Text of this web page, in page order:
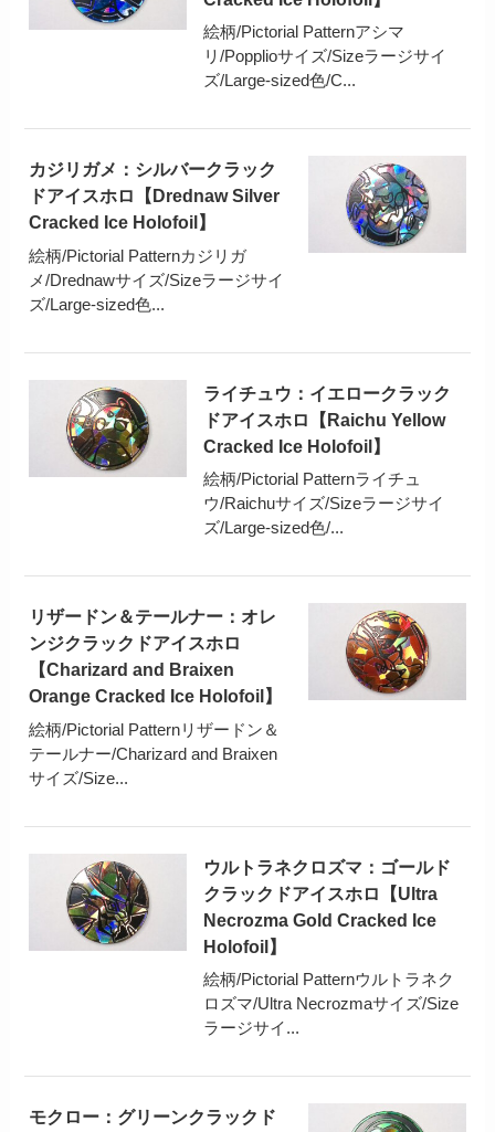
絵柄/Pictorial Patternアシマ
リ/Popplioサイズ/Sizeラージサイ
ズ/Large-sized色/C...
カジリガメ：シルバークラック
ドアイスホロ【Drednaw Silver
Cracked Ice Holofoil】
絵柄/Pictorial Patternカジリガ
メ/Drednawサイズ/Sizeラージサイ
ズ/Large-sized色...
ライチュウ：イエロークラック
ドアイスホロ【Raichu Yellow
Cracked Ice Holofoil】
絵柄/Pictorial Patternライチュ
ウ/Raichuサイズ/Sizeラージサイ
ズ/Large-sized色/...
リザードン＆テールナー：オレ
ンジクラックドアイスホロ
【Charizard and Braixen
Orange Cracked Ice Holofoil】
絵柄/Pictorial Patternリザードン＆
テールナー/Charizard and Braixen
サイズ/Size...
ウルトラネクロズマ：ゴールド
クラックドアイスホロ【Ultra
Necrozma Gold Cracked Ice
Holofoil】
絵柄/Pictorial Patternウルトラネク
ロズマ/Ultra Necrozmaサイズ/Size
ラージサイ...
モクロー：グリーンクラックド